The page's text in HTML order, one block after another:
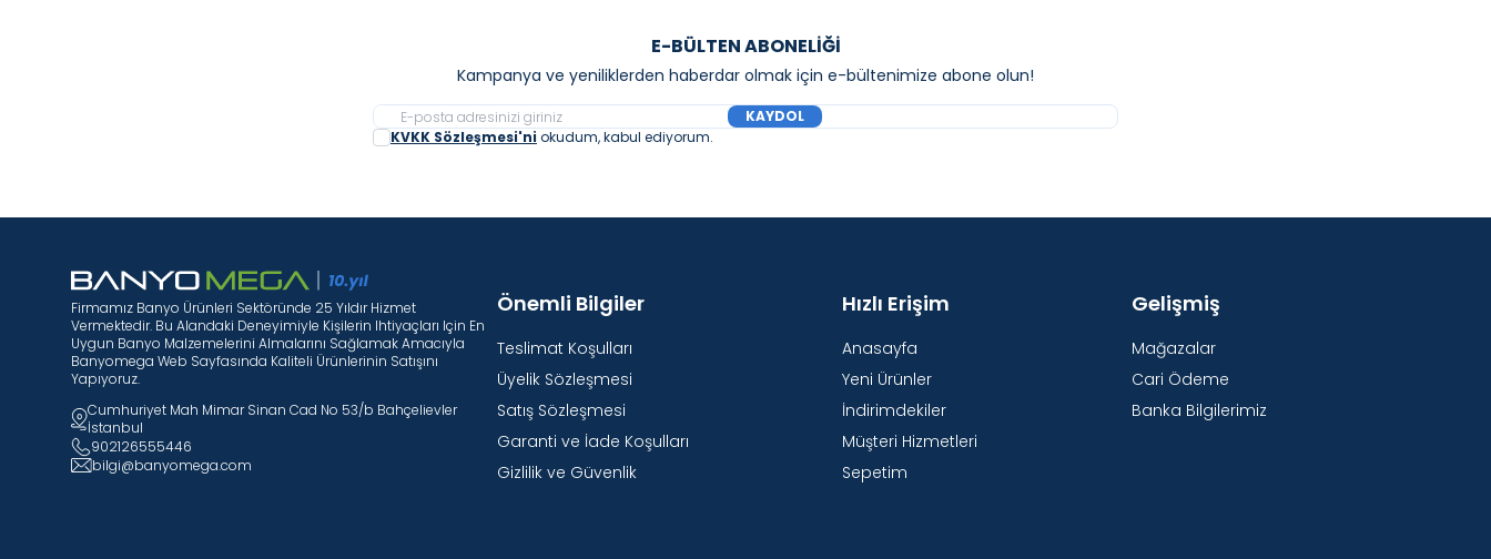
E-BÜLTEN ABONELIĞI
Kampanya ve yeniliklerden haberdar olmak için e-bültenimize abone olun!
KAYDOL
KVKK Sözleşmesi'ni okudum, kabul ediyorum.
Firmamız Banyo Ürünleri Sektöründe 25 Yıldır Hizmet
Vermektedir. Bu Alandaki Deneyimiyle Kişilerin Ihtiyaçları Için En
Uygun Banyo Malzemelerini Almalarını Sağlamak Amacıyla
Banyomega Web Sayfasında Kaliteli Ürünlerinin Satışını
Yapıyoruz.
Cumhuriyet Mah Mimar Sinan Cad No 53/b Bahçelievler
İstanbul
902126555446
bilgi@banyomega.com
Önemli Bilgiler
Teslimat Koşulları
Üyelik Sözleşmesi
Satış Sözleşmesi
Garanti ve İade Koşulları
Gizlilik ve Güvenlik
Hızlı Erişim
Anasayfa
Yeni Ürünler
İndirimdekiler
Müşteri Hizmetleri
Sepetim
Gelişmiş
Mağazalar
Cari Ödeme
Banka Bilgilerimiz